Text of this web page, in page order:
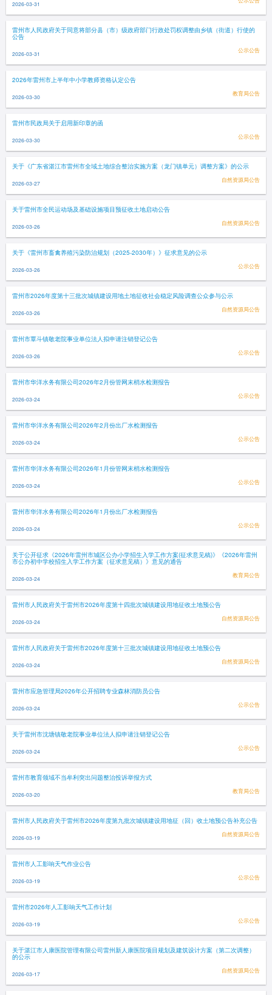
2026-03-31
雷州市人民政府关于同意将部分县（市）级政府部门行政处罚权调整由乡镇（街道）行使的
公告
2026-03-31 公示公告
2026年雷州市上半年中小学教师资格认定公告
2026-03-30 教育局公告
雷州市民政局关于启用新印章的函
2026-03-30 公示公告
关于《广东省湛江市雷州市全域土地综合整治实施方案（龙门镇单元）调整方案》的公示
2026-03-27 自然资源局公告
关于雷州市全民运动场及基础设施项目预征收土地启动公告
2026-03-26 自然资源局公告
关于《雷州市畜禽养殖污染防治规划（2025-2030年）》征求意见的公示
2026-03-26 公示公告
雷州市2026年度第十三批次城镇建设用地土地征收社会稳定风险调查公众参与公示
2026-03-26 自然资源局公告
雷州市覃斗镇敬老院事业单位法人拟申请注销登记公告
2026-03-26 公示公告
雷州市华洋水务有限公司2026年2月份管网末梢水检测报告
2026-03-24 公示公告
雷州市华洋水务有限公司2026年2月份出厂水检测报告
2026-03-24 公示公告
雷州市华洋水务有限公司2026年1月份管网末梢水检测报告
2026-03-24 公示公告
雷州市华洋水务有限公司2026年1月份出厂水检测报告
2026-03-24 公示公告
关于公开征求《2026年雷州市城区公办小学招生入学工作方案(征求意见稿)》《2026年雷州
市公办初中学校招生入学工作方案（征求意见稿）》意见的通告
2026-03-24 教育局公告
雷州市人民政府关于雷州市2026年度第十四批次城镇建设用地征收土地预公告
2026-03-24 自然资源局公告
雷州市人民政府关于雷州市2026年度第十三批次城镇建设用地征收土地预公告
2026-03-24 自然资源局公告
雷州市应急管理局2026年公开招聘专业森林消防员公告
2026-03-24 公示公告
关于雷州市沈塘镇敬老院事业单位法人拟申请注销登记公告
2026-03-24 公示公告
雷州市教育领域不当牟利突出问题整治投诉举报方式
2026-03-20 教育局公告
雷州市人民政府关于雷州市2026年度第九批次城镇建设用地征（回）收土地预公告补充公告
2026-03-19 自然资源局公告
雷州市人工影响天气作业公告
2026-03-19 公示公告
雷州市2026年人工影响天气工作计划
2026-03-19 公示公告
关于湛江市人康医院管理有限公司雷州新人康医院项目规划及建筑设计方案（第二次调整）
的公示
2026-03-17 自然资源局公告